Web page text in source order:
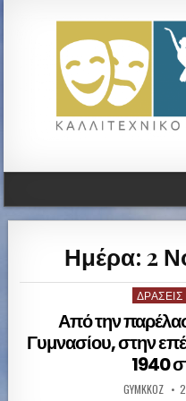
Ημέρα: 2
P
s
t
e
d
Από την
Γυμνασίου, στην
1940
GYMKKOZ